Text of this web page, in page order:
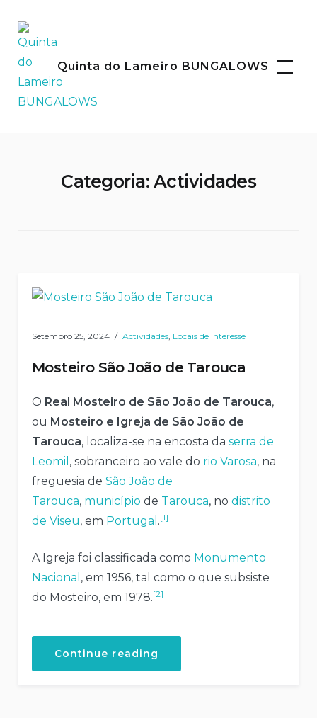
content
Quinta do Lameiro BUNGALOWS
Categoria: Actividades
Setembro 25, 2024 Actividades, Locais de Interesse
Mosteiro São João de Tarouca
O Real Mosteiro de São João de Tarouca,
ou Mosteiro e Igreja de São João de
Tarouca, localiza-se na encosta da serra de
Leomil , sobranceiro ao vale do rio Varosa, na
freguesia de São João de
Tarouca, município de Tarouca, no distrito
de Viseu, em Portugal .[1]
A Igreja foi classificada como Monumento
Nacional , em 1956, tal como o que subsiste
do Mosteiro, em 1978.[2]
Continue reading
João